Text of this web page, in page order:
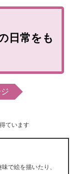
日常をも
ています
で絵を描いたり、